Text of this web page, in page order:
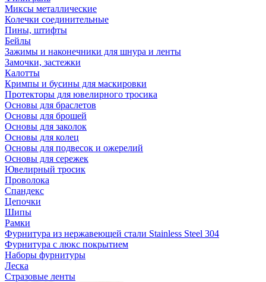
Миксы металлические
Колечки соединительные
Пины, штифты
Бейлы
Зажимы и наконечники для шнура и ленты
Замочки, застежки
Калотты
Кримпы и бусины для маскировки
Протекторы для ювелирного тросика
Основы для браслетов
Основы для брошей
Основы для заколок
Основы для колец
Основы для подвесок и ожерелий
Основы для сережек
Ювелирный тросик
Проволока
Спандекс
Цепочки
Шипы
Рамки
Фурнитура из нержавеющей стали Stainless Steel 304
Фурнитура с люкс покрытием
Наборы фурнитуры
Леска
Стразовые ленты